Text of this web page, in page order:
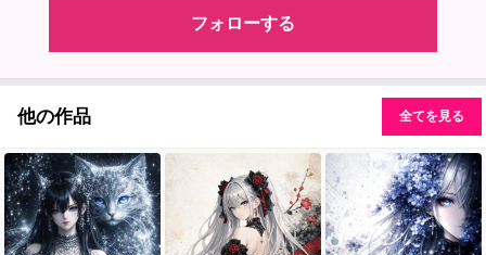
フォローする
他の作品 全てを見る